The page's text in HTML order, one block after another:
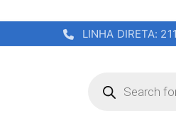
LINHA DIRETA:
search